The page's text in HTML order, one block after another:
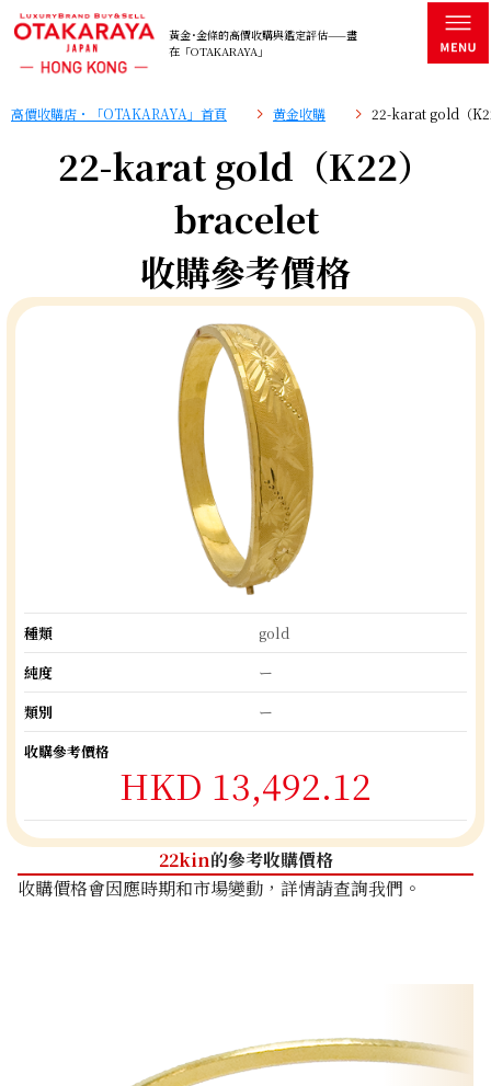
黃金･金條的高價收購與鑑定評估——盡
在「OTAKARAYA」
高價收購店・「OTAKARAYA」首頁 黄金收購 22-karat gold（
22-karat gold（K22）
bracelet
收購參考價格
種類
gold
純度
ー
類別
ー
收購參考價格
HKD 13,492.12
22kin的參考收購價格
收購價格會因應時期和市場變動，詳情請查詢我們。